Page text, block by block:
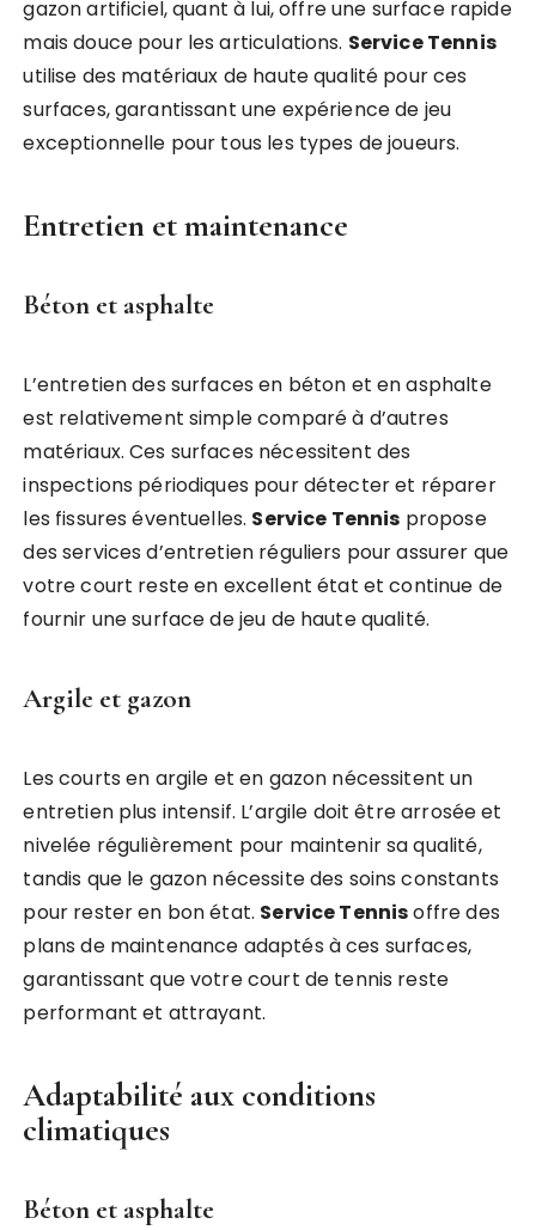
gazon artificiel, quant à lui, offre une surface rapide
mais douce pour les articulations. Service Tennis
utilise des matériaux de haute qualité pour ces
surfaces, garantissant une expérience de jeu
exceptionnelle pour tous les types de joueurs.
Entretien et maintenance
Béton et asphalte
L’entretien des surfaces en béton et en asphalte
est relativement simple comparé à d’autres
matériaux. Ces surfaces nécessitent des
inspections périodiques pour détecter et réparer
les fissures éventuelles. Service Tennis propose
des services d’entretien réguliers pour assurer que
votre court reste en excellent état et continue de
fournir une surface de jeu de haute qualité.
Argile et gazon
Les courts en argile et en gazon nécessitent un
entretien plus intensif. L’argile doit être arrosée et
nivelée régulièrement pour maintenir sa qualité,
tandis que le gazon nécessite des soins constants
pour rester en bon état. Service Tennisoffre des
plans de maintenance adaptés à ces surfaces,
garantissant que votre court de tennis reste
performant et attrayant.
Adaptabilité aux conditions
climatiques
Béton et asphalte